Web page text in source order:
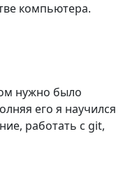
компьютера.
нужно было
его я научился
работать с git,